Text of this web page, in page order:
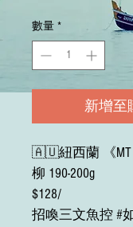
般
價
數量 *
新增至
🇦🇺紐西蘭 《MT
柳 190-200g
$128/
招喚三文魚控 #